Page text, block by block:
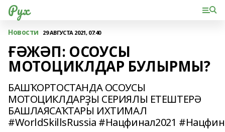
Рух
Новости 29 АВГУСТА 2021, 07:40
ҒӘЖӘП: ОСОУСЫ
МОТОЦИКЛДАР БУЛЫРМЫ?
БАШҠОРТОСТАНДА ОСОУСЫ
МОТОЦИКЛДАРҘЫ СЕРИЯЛЫ ЕТЕШТЕРӘ
БАШЛАЯСАҠТАРЫ ИХТИМАЛ
#WorldSkillsRussia #Нацфинал2021